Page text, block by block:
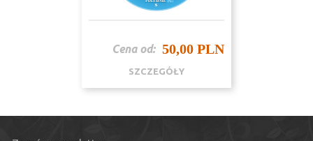
Cena od: 50,00 PLN
SZCZEGÓŁY